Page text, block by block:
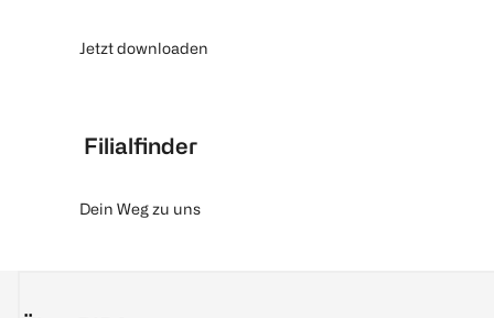
Jetzt downloaden
Filialfinder
Dein Weg zu uns